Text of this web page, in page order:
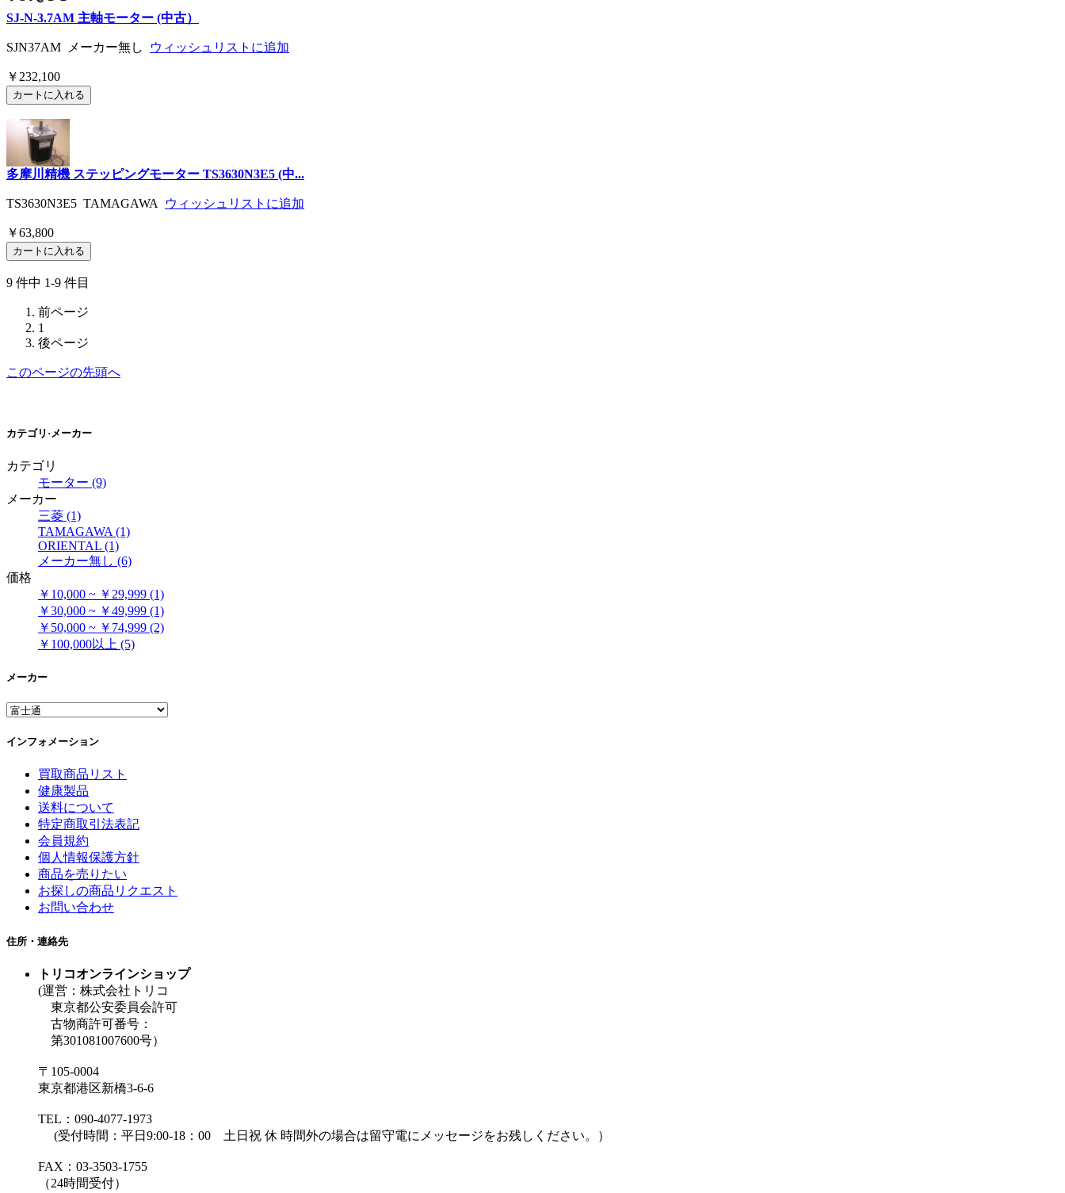
SJ-N-3.7AM 主軸モーター (中古）
SJN37AM メーカー無し ウィッシュリストに追加
￥232,100
多摩川精機 ステッピングモーター TS3630N3E5 (中...
TS3630N3E5 TAMAGAWA ウィッシュリストに追加
￥63,800
9 件中 1-9 件目
前ページ
1
後ページ
このページの先頭へ
カテゴリ·メーカー
カテゴリ
モーター (9)
メーカー
三菱 (1)
TAMAGAWA (1)
ORIENTAL (1)
メーカー無し (6)
価格
￥10,000 ~ ￥29,999 (1)
￥30,000 ~ ￥49,999 (1)
￥50,000 ~ ￥74,999 (2)
￥100,000以上 (5)
メーカー
インフォメーション
買取商品リスト
健康製品
送料について
特定商取引法表記
会員規約
個人情報保護方針
商品を売りたい
お探しの商品リクエスト
お問い合わせ
住所・連絡先
トリコオンラインショップ
(運営：株式会社トリコ
東京都公安委員会許可
古物商許可番号：
第301081007600号）
〒105-0004
東京都港区新橋3-6-6
TEL：090-4077-1973
(受付時間：平日9:00-18：00 土日祝 休 時間外の場合は留守電にメッセージをお残しください。）
FAX：03-3503-1755
（24時間受付）